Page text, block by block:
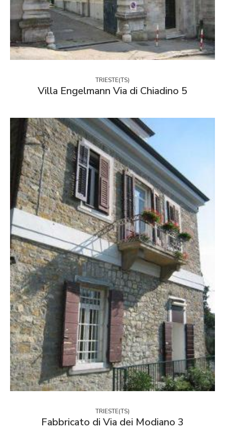
TRIESTE(TS)
Villa Engelmann Via di Chiadino 5
TRIESTE(TS)
Fabbricato di Via dei Modiano 3